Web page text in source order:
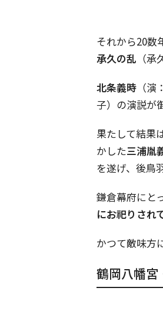
それから20数
承久の乱 （承
北条義時 （
子）の演説が
果たして結果
かした三浦胤
を遂げ、後鳥
鎌倉幕府にと
にお祀りされ
かつて敵味方
鶴岡八幡宮